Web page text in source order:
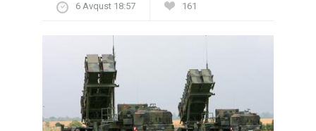
6 Avqust 18:57 161